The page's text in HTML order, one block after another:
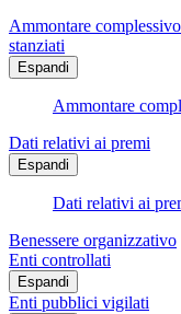
Ammontare
stanziati
Espandi
Ammontare
Dati relativi ai premi
Espandi
Dati relativi ai
Benessere organizzativo
Enti controllati
Espandi
Enti pubblici vigilati